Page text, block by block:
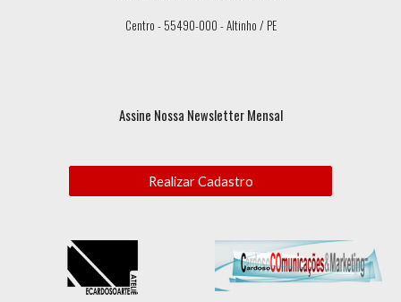
Centro - 55490-000 - Altinho / PE
Assine Nossa Newsletter Mensal
Realizar Cadastro